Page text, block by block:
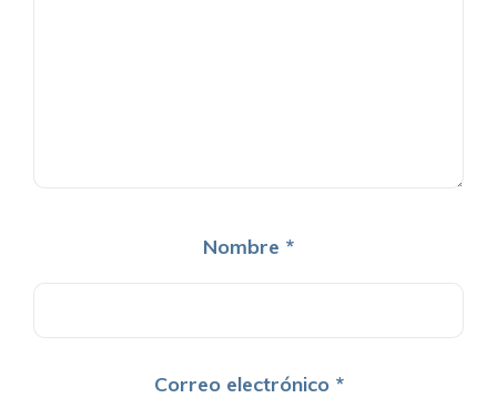
Nombre *
Correo electrónico *